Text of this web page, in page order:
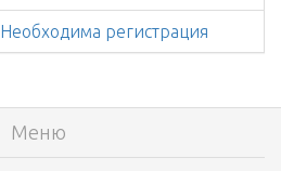
Необходима регистрация
Меню